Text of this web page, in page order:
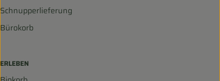
Schnupperlieferung
Bürokorb
ERLEBEN